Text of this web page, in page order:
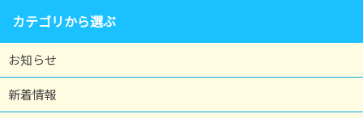
カテゴリから選ぶ
お知らせ
新着情報